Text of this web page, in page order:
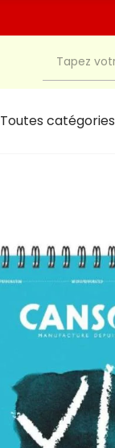
Toutes catégories